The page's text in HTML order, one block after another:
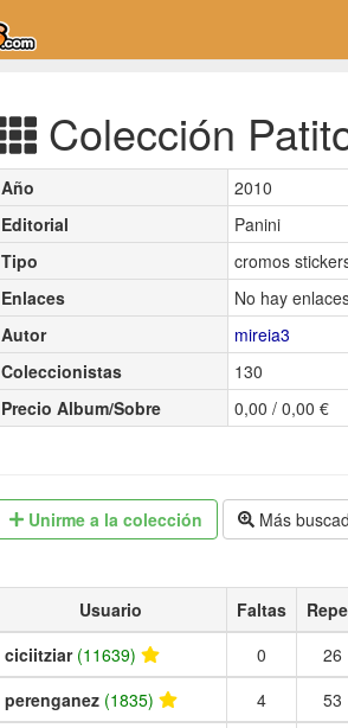
Colección
Año
2010
Editorial
Panini
Tipo
cromos
Enlaces
No hay
Autor
mireia3
Coleccionistas
130
Precio Album/Sobre
0,00 / 0,00 €
Unirme a la colección Más
Usuario Faltas
ciciitziar (11639) 0 26
perenganez (1835) 4 53